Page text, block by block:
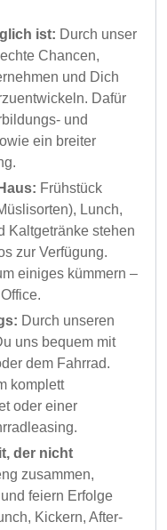
ist: Durch unser
Chancen,
und Dich
Dafür
und
ein breiter
Frühstück
Lunch,
Kaltgetränke stehen
zur Verfügung.
einiges kümmern –
Durch unseren
uns bequem mit
dem Fahrrad.
komplett
oder einer
der nicht
zusammen,
feiern Erfolge
Kickern, After-